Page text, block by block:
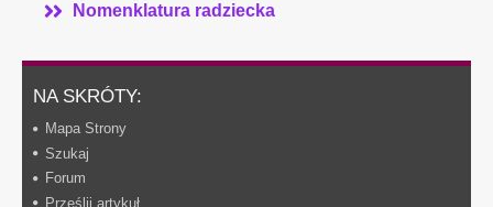
Nomenklatura radziecka
NA SKRÓTY:
Mapa Strony
Szukaj
Forum
Prześlij artykuł